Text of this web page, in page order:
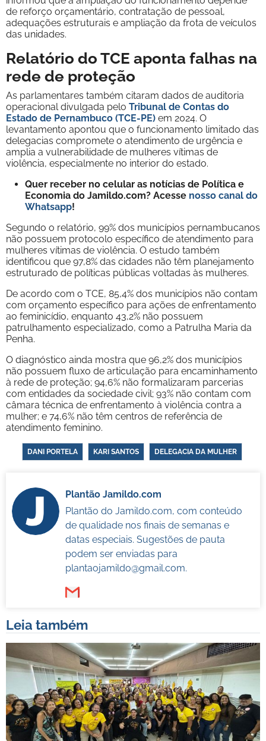
de reforço orçamentário, contratação de pessoal,
adequações estruturais e ampliação da frota de veículos
das unidades.
Relatório do TCE aponta falhas na
rede de proteção
As parlamentares também citaram dados de auditoria
operacional divulgada pelo Tribunal de Contas do
Estado de Pernambuco (TCE-PE) em 2024. O
levantamento apontou que o funcionamento limitado das
delegacias compromete o atendimento de urgência e
amplia a vulnerabilidade de mulheres vítimas de
violência, especialmente no interior do estado.
Quer receber no celular as notícias de Política e
Economia do Jamildo.com? Acesse nosso canal do
Whatsapp!
Segundo o relatório, 99% dos municípios pernambucanos
não possuem protocolo específico de atendimento para
mulheres vítimas de violência. O estudo também
identificou que 97,8% das cidades não têm planejamento
estruturado de políticas públicas voltadas às mulheres.
De acordo com o TCE, 85,4% dos municípios não contam
com orçamento específico para ações de enfrentamento
ao feminicídio, enquanto 43,2% não possuem
patrulhamento especializado, como a Patrulha Maria da
Penha.
O diagnóstico ainda mostra que 96,2% dos municípios
não possuem fluxo de articulação para encaminhamento
à rede de proteção; 94,6% não formalizaram parcerias
com entidades da sociedade civil; 93% não contam com
câmara técnica de enfrentamento à violência contra a
mulher; e 74,6% não têm centros de referência de
atendimento feminino.
DANI PORTELA KARI SANTOS DELEGACIA DA MULHER
Plantão Jamildo.com
Plantão do Jamildo.com, com conteúdo
de qualidade nos finais de semanas e
datas especiais. Sugestões de pauta
podem ser enviadas para
plantaojamildo@gmail.com.
Leia também